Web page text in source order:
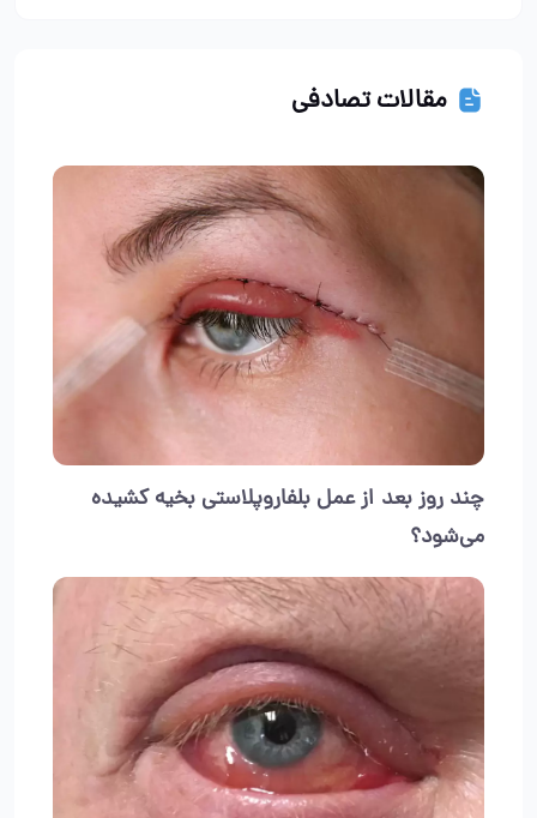
مقالات تصادفی
چند روز بعد از عمل بلفاروپلاستی بخیه کشیده
می‌شود؟